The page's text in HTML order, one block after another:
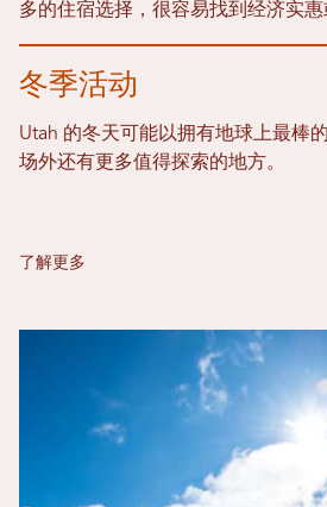
多的住宿选择，很容易找到经济实惠
冬季活动
Utah 的冬天可能以拥有地球上最棒
场外还有更多值得探索的地方。
了解更多